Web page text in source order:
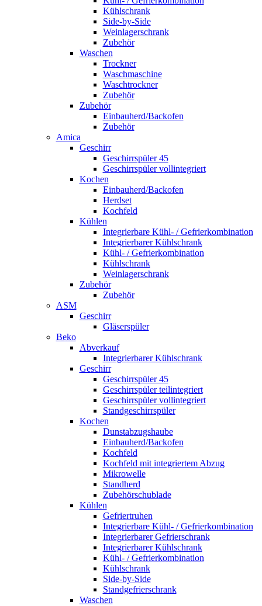
Kühlschrank
Side-by-Side
Weinlagerschrank
Zubehör
Waschen
Trockner
Waschmaschine
Waschtrockner
Zubehör
Zubehör
Einbauherd/Backofen
Zubehör
Amica
Geschirr
Geschirrspüler 45
Geschirrspüler vollintegriert
Kochen
Einbauherd/Backofen
Herdset
Kochfeld
Kühlen
Integrierbare Kühl- / Gefrierkombination
Integrierbarer Kühlschrank
Kühl- / Gefrierkombination
Kühlschrank
Weinlagerschrank
Zubehör
Zubehör
ASM
Geschirr
Gläserspüler
Beko
Abverkauf
Integrierbarer Kühlschrank
Geschirr
Geschirrspüler 45
Geschirrspüler teilintegriert
Geschirrspüler vollintegriert
Standgeschirrspüler
Kochen
Dunstabzugshaube
Einbauherd/Backofen
Kochfeld
Kochfeld mit integriertem Abzug
Mikrowelle
Standherd
Zubehörschublade
Kühlen
Gefriertruhen
Integrierbare Kühl- / Gefrierkombination
Integrierbarer Gefrierschrank
Integrierbarer Kühlschrank
Kühl- / Gefrierkombination
Kühlschrank
Side-by-Side
Standgefrierschrank
Waschen